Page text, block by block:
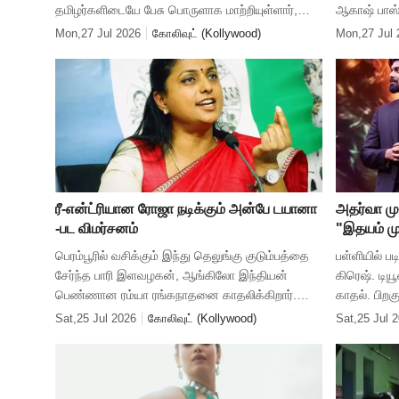
தமிழர்களிடையே பேசு பொருளாக மாற்றியுள்ளார்,
இயக்குனர் சுசி கணேசன். இப்படத்தின் படப்பிடிப்பு
Mon,27 Jul 2026 கோலிவுட் (Kollywood)
ஆகாஷ்
முரளி’
Mon,27 Jul
ரீ-என்ட்ரியான ரோஜா நடிக்கும் அன்பே டயானா
-பட விமர்சனம்
பெரம்பூரில் வசிக்கும் இந்து தெலுங்கு குடும்பத்தை
சேர்ந்த பாரி இளவழகன், ஆங்கிலோ இந்தியன்
பெண்ணான ரம்யா ரங்கநாதனை காதலிக்கிறார்.
இந்த காதலுக்கு மதம், கலாசாரம் தடையாக
Sat,25 Jul 2026 கோலிவுட் (Kollywood)
அதர்வா
"இதயம்
பள்ளியில்
கிரெஷ்.
காதல்.
Sat,25 Jul